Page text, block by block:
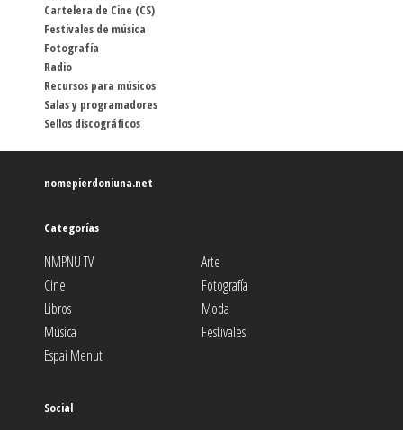
Cartelera de Cine (CS)
Festivales de música
Fotografía
Radio
Recursos para músicos
Salas y programadores
Sellos discográficos
nomepierdoniuna.net
Categorías
NMPNU TV
Arte
Cine
Fotografía
Libros
Moda
Música
Festivales
Espai Menut
Social